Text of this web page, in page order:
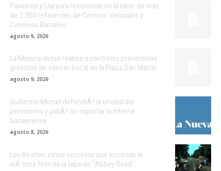
Passerini y Llaryora reconocieron la labor de más
de 2.300 referentes de Centros Vecinales y
Consejos Barriales
agosto 9, 2026
La Municipalidad realizará controles preventivos
gratuitos de cáncer bucal en la Plaza San Martín
agosto 9, 2026
Guillermo Michel defendiÃ³ la unidad del
peronismo y pidiÃ³ no exportar la interna
bonaerense
agosto 8, 2026
Los Beatles: cinco secretos que esconde la
icÃ³nica foto de la tapa de “Abbey Road”